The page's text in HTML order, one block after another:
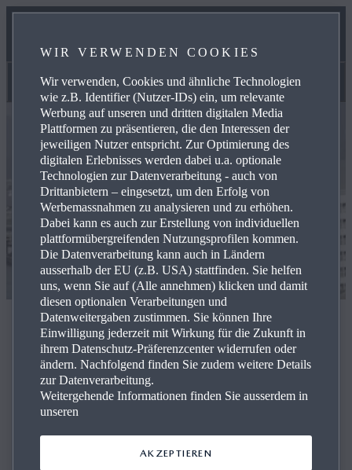
MAZDA-PARTNER WERDEN
Standorte
WIR VERWENDEN COOKIES
Wir verwenden, Cookies und ähnliche Technologien
wie z.B. Identifier (Nutzer-IDs) ein, um relevante
Werbung auf unseren und dritten digitalen Media
Plattformen zu präsentieren, die den Interessen der
jeweiligen Nutzer entspricht. Zur Optimierung des
digitalen Erlebnisses werden dabei u.a. optionale
Technologien zur Datenverarbeitung - auch von
Drittanbietern – eingesetzt, um den Erfolg von
Werbemassnahmen zu analysieren und zu erhöhen.
Dabei kann es auch zur Erstellung von individuellen
plattformübergreifenden Nutzungsprofilen kommen.
Die Datenverarbeitung kann auch in Ländern
ausserhalb der EU (z.B. USA) stattfinden. Sie helfen
uns, wenn Sie auf (Alle annehmen) klicken und damit
diesen optionalen Verarbeitungen und
Datenweitergaben zustimmen. Sie können Ihre
Einwilligung jederzeit mit Wirkung für die Zukunft in
ihrem Datenschutz-Präferenzcenter widerrufen oder
ändern. Nachfolgend finden Sie zudem weitere Details
zur Datenverarbeitung.
Weitergehende Informationen finden Sie ausserdem in
unseren
AKZEPTIEREN